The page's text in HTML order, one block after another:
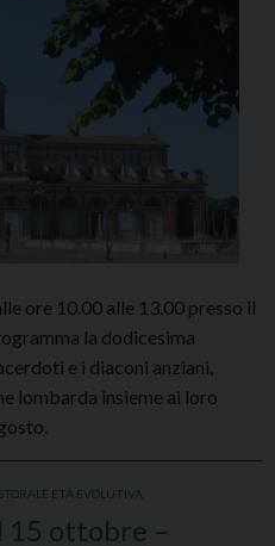
ore 10.00 alle 13.00 presso il
la dodicesima
e i diaconi anziani,
lombarda insieme ai loro
ETÀ EVOLUTIVA
15 ottobre –